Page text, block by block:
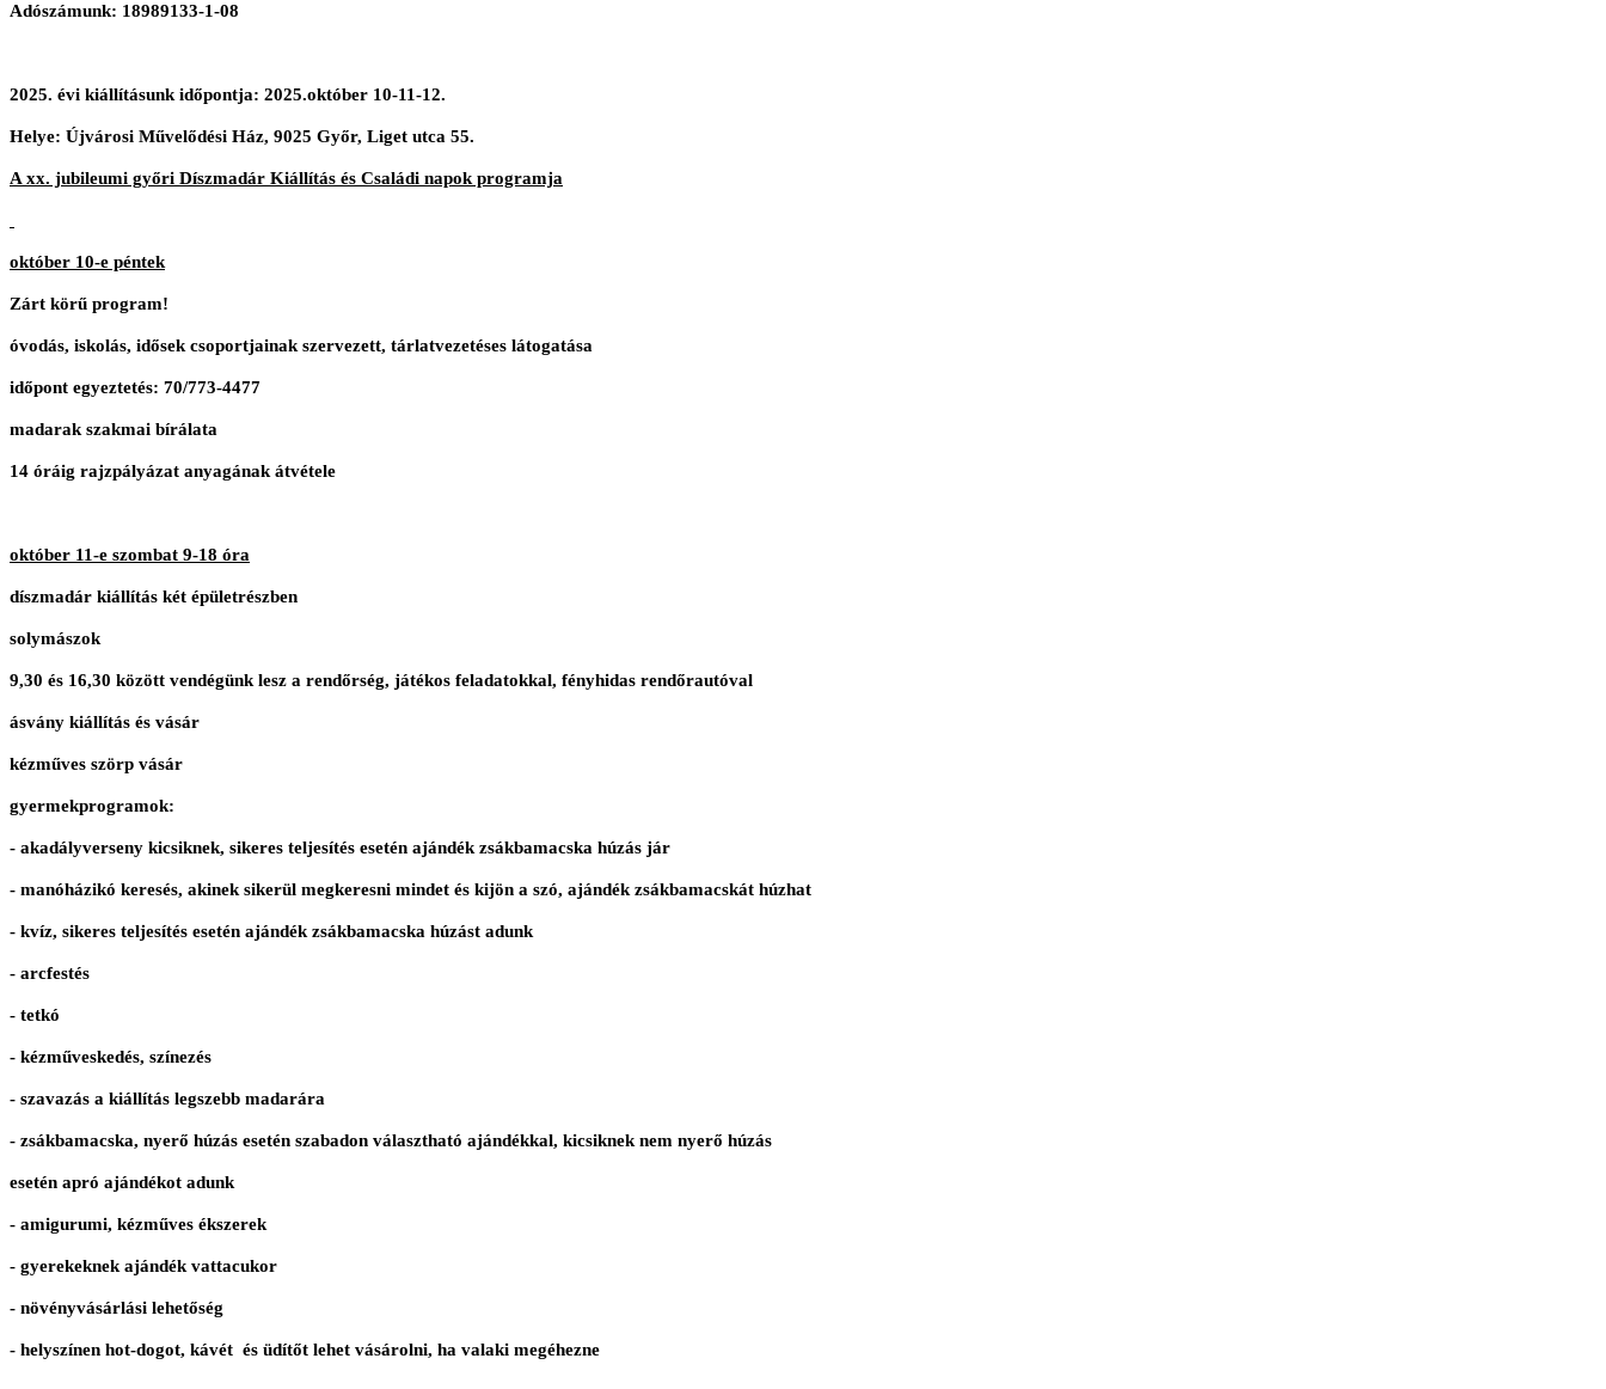
Adószámunk: 18989133-1-08
2025. évi kiállításunk időpontja: 2025.október 10-11-12.
Helye: Újvárosi Művelődési Ház, 9025 Győr, Liget utca 55.
A xx. jubileumi győri Díszmadár Kiállítás és Családi napok programja
október 10-e péntek
Zárt körű program!
óvodás, iskolás, idősek csoportjainak szervezett, tárlatvezetéses látogatása
időpont egyeztetés: 70/773-4477
madarak szakmai bírálata
14 óráig rajzpályázat anyagának átvétele
október 11-e szombat 9-18 óra
díszmadár kiállítás két épületrészben
solymászok
9,30 és 16,30 között vendégünk lesz a rendőrség, játékos feladatokkal, fényhidas rendőrautóval
ásvány kiállítás és vásár
kézműves szörp vásár
gyermekprogramok:
- akadályverseny kicsiknek, sikeres teljesítés esetén ajándék zsákbamacska húzás jár
- manóházikó keresés, akinek sikerül megkeresni mindet és kijön a szó, ajándék zsákbamacskát húzhat
- kvíz, sikeres teljesítés esetén ajándék zsákbamacska húzást adunk
- arcfestés
- tetkó
- kézműveskedés, színezés
- szavazás a kiállítás legszebb madarára
- zsákbamacska, nyerő húzás esetén szabadon választható ajándékkal, kicsiknek nem nyerő húzás
esetén apró ajándékot adunk
- amigurumi, kézműves ékszerek
- gyerekeknek ajándék vattacukor
- növényvásárlási lehetőség
- helyszínen hot-dogot, kávét és üdítőt lehet vásárolni, ha valaki megéhezne